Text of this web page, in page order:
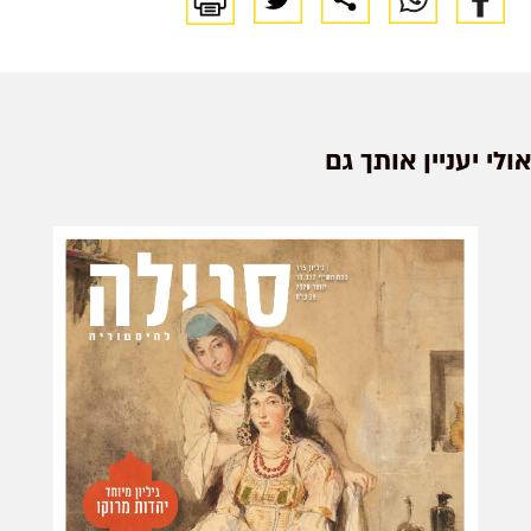
הראשון
של תקוות
ומציאות קשה
צבי גולדבל
אולי יעניין אותך גם